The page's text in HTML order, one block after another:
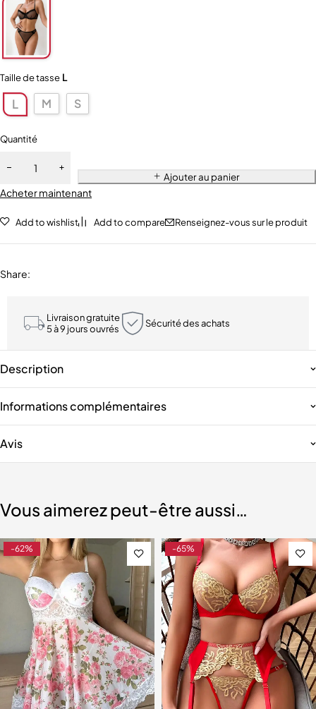
Taille de tasse L
L M S
Quantité
Ajouter au panier
Acheter maintenant
Add to wishlist Add to compare Renseignez-vous sur le produit
Share:
Livraison gratuite
5 à 9 jours ouvrés
Sécurité des achats
Description
Informations complémentaires
Avis
Vous aimerez peut-être aussi…
-62% -65%